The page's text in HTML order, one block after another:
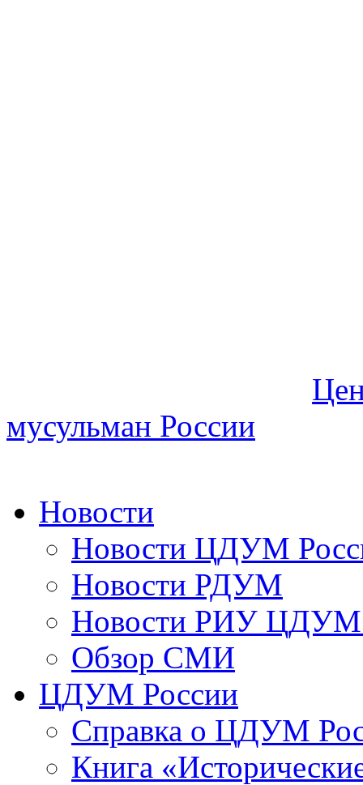
мусульман России
Новости
Новости ЦДУМ
Новости РДУМ
Новости РИУ ЦДУМ
Обзор СМИ
ЦДУМ России
Справка о ЦДУМ
Книга